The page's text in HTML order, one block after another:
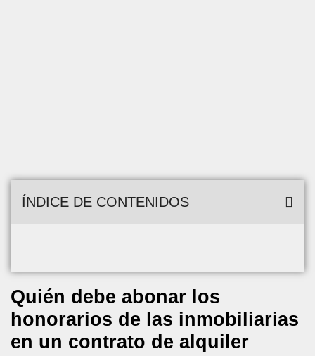
ÍNDICE DE CONTENIDOS
Quién debe abonar los
honorarios de las inmobiliarias
en un contrato de alquiler